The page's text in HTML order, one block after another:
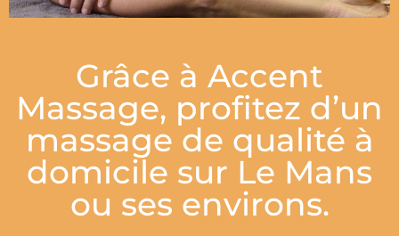
Grâce à Accent
Massage, profitez d’un
massage de qualité à
domicile sur Le Mans
ou ses environs.